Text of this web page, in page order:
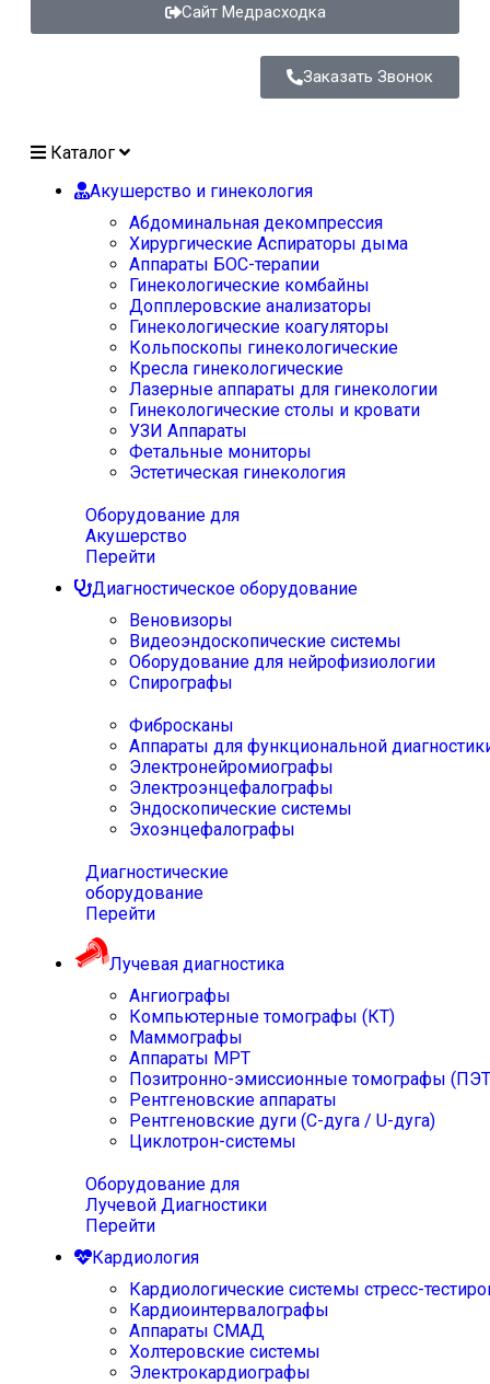
Сайт Медрасходка
Заказать Звонок
Каталог
Акушерство и гинекология
Абдоминальная декомпрессия
Хирургические Аспираторы дыма
Аппараты БОС-терапии
Гинекологические комбайны
Допплеровские анализаторы
Гинекологические коагуляторы
Кольпоскопы гинекологические
Кресла гинекологические
Лазерные аппараты для гинекологии
Гинекологические столы и кровати
УЗИ Аппараты
Фетальные мониторы
Эстетическая гинекология
Оборудование для
Акушерство
Перейти
Диагностическое оборудование
Веновизоры
Видеоэндоскопические системы
Оборудование для нейрофизиологии
Спирографы
Фибросканы
Аппараты для функциональной
Электронейромиографы
Электроэнцефалографы
Эндоскопические системы
Эхоэнцефалографы
Диагностические
оборудование
Перейти
Лучевая диагностика
Ангиографы
Компьютерные томографы (КТ)
Маммографы
Аппараты МРТ
Позитронно-эмиссионные томографы
Рентгеновские аппараты
Рентгеновские дуги (С-дуга / U-дуга)
Циклотрон-системы
Оборудование для
Лучевой Диагностики
Перейти
Кардиология
Кардиологические системы стресс-
Кардиоинтервалографы
Аппараты СМАД
Холтеровские системы
Электрокардиографы